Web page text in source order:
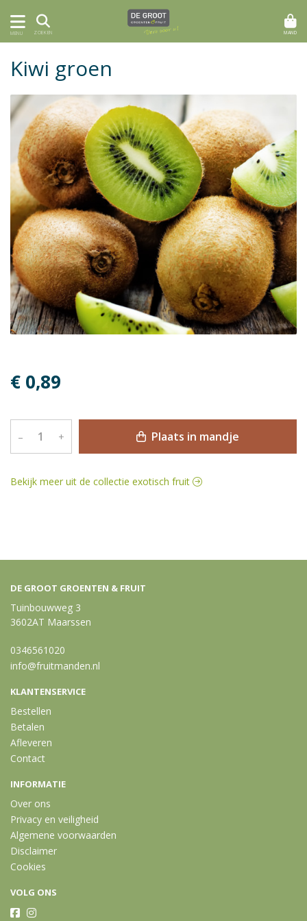
MENU ZOEKEN MAND
Kiwi groen
€ 0,89
– + Plaats in mandje
Bekijk meer uit de collectie exotisch fruit
DE GROOT GROENTEN & FRUIT
Tuinbouwweg 3
3602AT Maarssen
0346561020
info@fruitmanden.nl
KLANTENSERVICE
Bestellen
Betalen
Afleveren
Contact
INFORMATIE
Over ons
Privacy en veiligheid
Algemene voorwaarden
Disclaimer
Cookies
VOLG ONS